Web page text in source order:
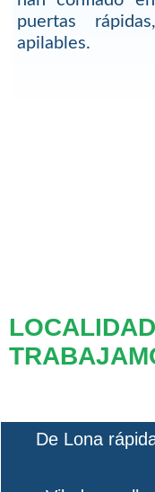
puertas
apilables.
De Lona